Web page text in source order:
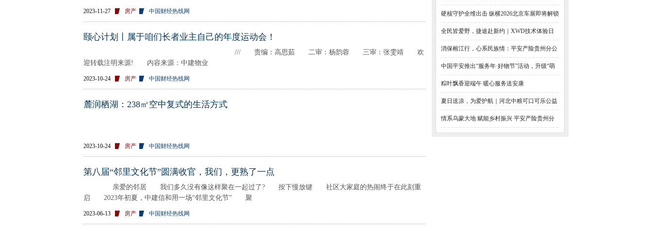
2023-11-27 房产 中国财经热线网
颐心计划丨属于咱们长者业主自己的年度运动会！
​ /// 责编：高思茹 二审：杨韵蓉 三审：张雯靖 欢
迎转载注明来源! 内容来源：中建物业
2023-10-24 房产 中国财经热线网
麓润栖湖：238㎡空中复式的生活方式
2023-10-24 房产 中国财经热线网
第八届“邻里文化节”圆满收官，我们，更熟了一点
亲爱的邻居 我们多久没有像这样聚在一起过了? 按下慢放键 社区大家庭的热闹终于在此刻重
启 2023年初夏，中建信和用一场“邻里文化节” 聚
2023-06-13 房产 中国财经热线网
2026北京车展
硬核守护全维出击 纵横2026北京车展即将解锁
全领域实
全民皆爱野，捷途赴新约｜XWD技术体验日
开幕，双车预售启新
消保榕江行，心系民族情：平安产险贵州分公
司开展“担当新
中国平安推出“服务年·好物节”活动，升级“萌
宠服务”
粽叶飘香迎端午 暖心服务送安康
夏日送凉，为爱护航｜河北中粮可口可乐公益
助考，助力青春逐
情系乌蒙大地 赋能乡村振兴 平安产险贵州分